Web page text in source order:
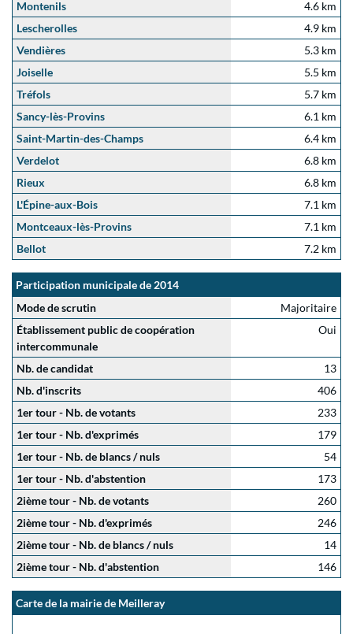
Montenils
4.6 km
Lescherolles
4.9 km
Vendières
5.3 km
Joiselle
5.5 km
Tréfols
5.7 km
Sancy-lès-Provins
6.1 km
Saint-Martin-des-Champs
6.4 km
Verdelot
6.8 km
Rieux
6.8 km
L'Épine-aux-Bois
7.1 km
Montceaux-lès-Provins
7.1 km
Bellot
7.2 km
Participation municipale de 2014
Mode de scrutin
Majoritaire
Établissement public de coopération
intercommunale
Oui
Nb. de candidat
13
Nb. d'inscrits
406
1er tour - Nb. de votants
233
1er tour - Nb. d'exprimés
179
1er tour - Nb. de blancs / nuls
54
1er tour - Nb. d'abstention
173
2ième tour - Nb. de votants
260
2ième tour - Nb. d'exprimés
246
2ième tour - Nb. de blancs / nuls
14
2ième tour - Nb. d'abstention
146
Carte de la mairie de Meilleray